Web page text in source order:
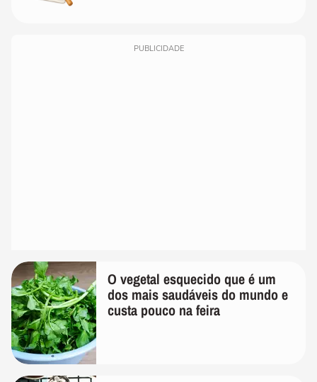
PUBLICIDADE
O vegetal esquecido que é um
dos mais saudáveis do mundo e
custa pouco na feira